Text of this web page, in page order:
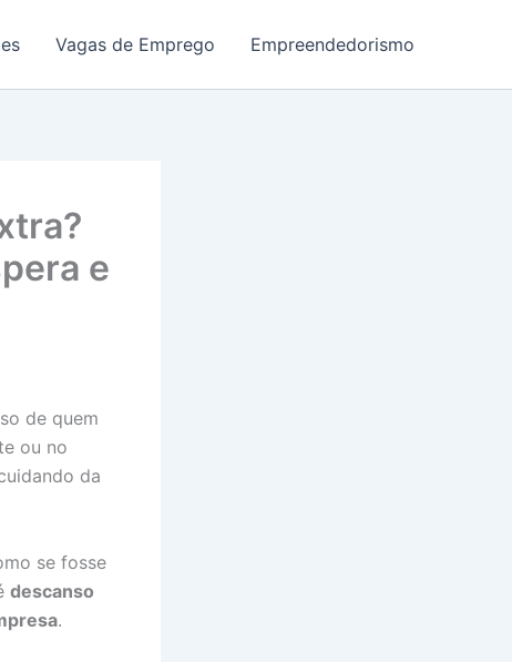
Vagas de Emprego Empreendedorismo
e
de quem
ou no
da
se fosse
descanso
.